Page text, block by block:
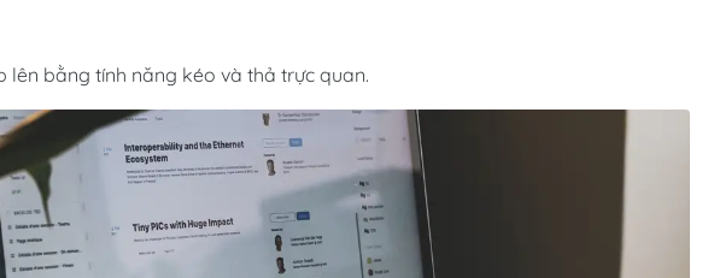
lên bằng tính năng kéo và thả trực quan.